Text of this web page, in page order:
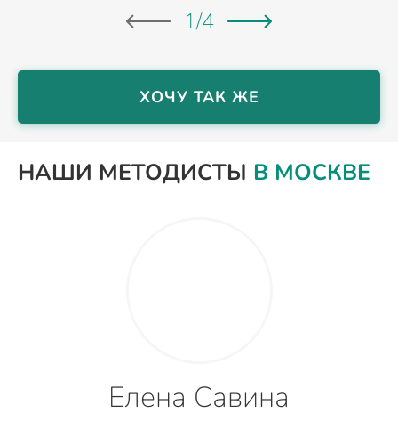
1/4
ХОЧУ ТАК ЖЕ
НАШИ МЕТОДИСТЫ В МОСКВЕ
Елена Савина